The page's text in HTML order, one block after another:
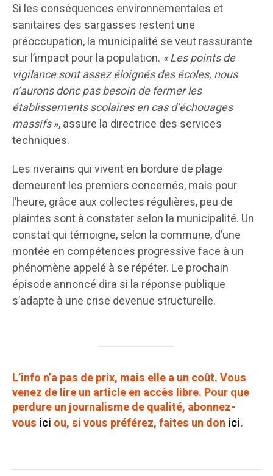
Si les conséquences environnementales et
sanitaires des sargasses restent une
préoccupation, la municipalité se veut rassurante
sur l’impact pour la population. « Les points de
vigilance sont assez éloignés des écoles, nous
n’aurons donc pas besoin de fermer les
établissements scolaires en cas d’échouages
massifs», assure la directrice des services
techniques.
Les riverains qui vivent en bordure de plage
demeurent les premiers concernés, mais pour
l’heure, grâce aux collectes régulières, peu de
plaintes sont à constater selon la municipalité. Un
constat qui témoigne, selon la commune, d’une
montée en compétences progressive face à un
phénomène appelé à se répéter. Le prochain
épisode annoncé dira si la réponse publique
s’adapte à une crise devenue structurelle.
L’info n’a pas de prix, mais elle a un coût. Vous
venez de lire un article en accès libre. Pour que
perdure un journalisme de qualité, abonnez-
vous ici ou, si vous préférez, faites un don ici.